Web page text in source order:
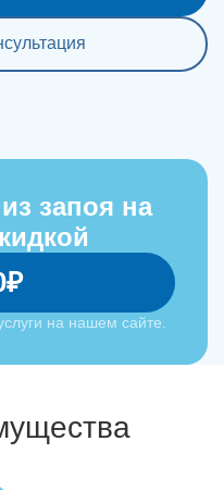
запоя на
на нашем сайте.